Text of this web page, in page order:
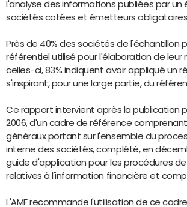
l'analyse des informations publiées par un
sociétés cotées et émetteurs
Près de 40% des sociétés de l'échantillon
référentiel utilisé pour l'élaboration de leur
celles-ci, 83% indiquent avoir appliqué un
s'inspirant, pour une large partie, du
Ce rapport intervient après la publication
2006, d'un cadre de référence
généraux portant sur l'ensemble du
interne des sociétés, complété, en
guide d'application pour les procédures
relatives à l'information financière et
L'AMF recommande l'utilisation de ce